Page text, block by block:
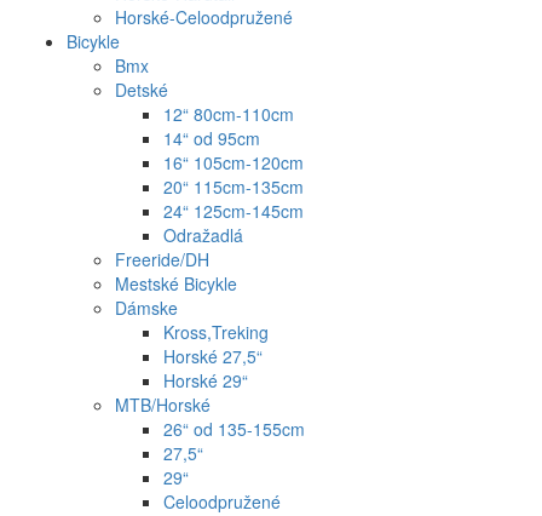
Horské-Celoodpružené
Bicykle
Bmx
Detské
12“ 80cm-110cm
14“ od 95cm
16“ 105cm-120cm
20“ 115cm-135cm
24“ 125cm-145cm
Odražadlá
Freeride/DH
Mestské Bicykle
Dámske
Kross,Treking
Horské 27,5“
Horské 29“
MTB/Horské
26“ od 135-155cm
27,5“
29“
Celoodpružené